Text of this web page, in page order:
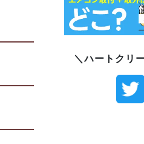
＼ハートクリ